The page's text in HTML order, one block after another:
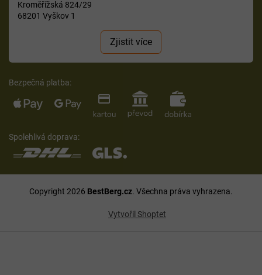
Kroměřížská 824/29
68201 Vyškov 1
Zjistit více
Bezpečná platba:
Spolehlivá doprava:
Vytvořil Shoptet
Copyright 2026 BestBerg.cz. Všechna práva vyhrazena.